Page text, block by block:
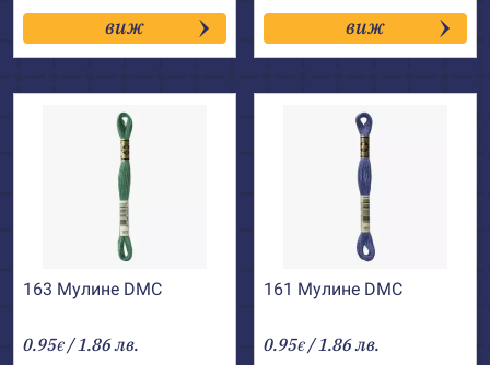
виж виж
163 Мулине DMC
0.95€ / 1.86 лв.
161 Мулине DMC
0.95€ / 1.86 лв.